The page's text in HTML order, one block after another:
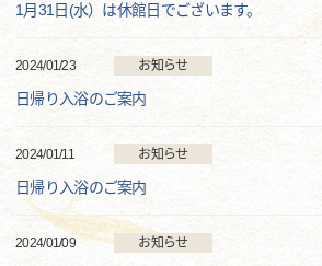
1月31日(水）は休館日でございます。
2024/01/23 お知らせ
日帰り入浴のご案内
2024/01/11 お知らせ
日帰り入浴のご案内
2024/01/09 お知らせ